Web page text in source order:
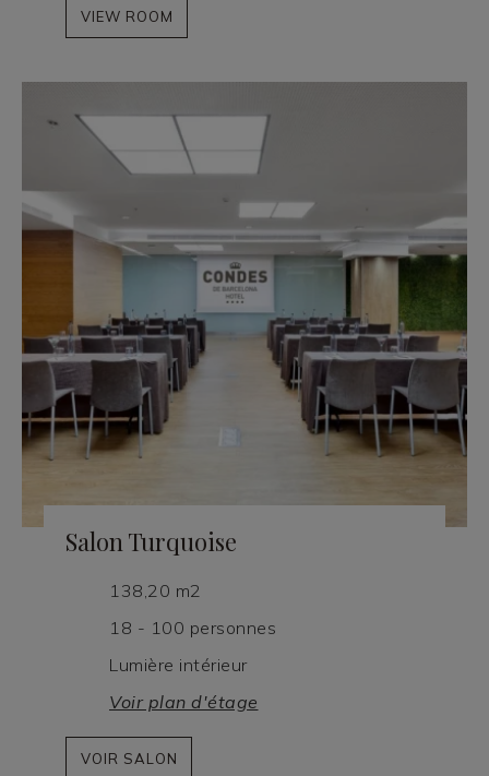
VIEW ROOM
Salon Turquoise
138,20 m2
18 - 100 personnes
Lumière intérieur
Voir plan d'étage
VOIR SALON